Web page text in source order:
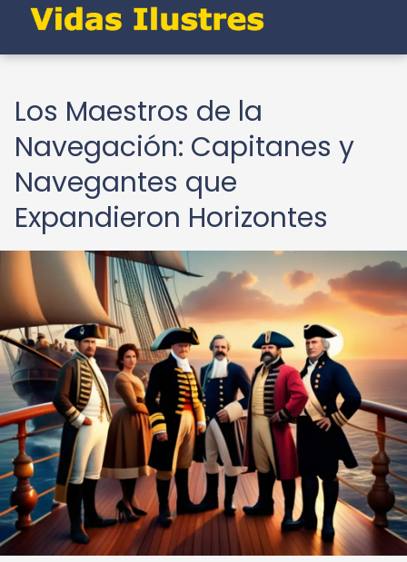
Los Maestros de la
Navegación: Capitanes y
Navegantes que
Expandieron Horizontes